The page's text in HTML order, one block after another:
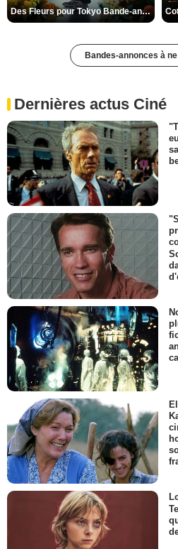
Des Fleurs pour Tokyo Bande-annonce VO STFR
Bandes-annonces à
Dernières actus Ciné